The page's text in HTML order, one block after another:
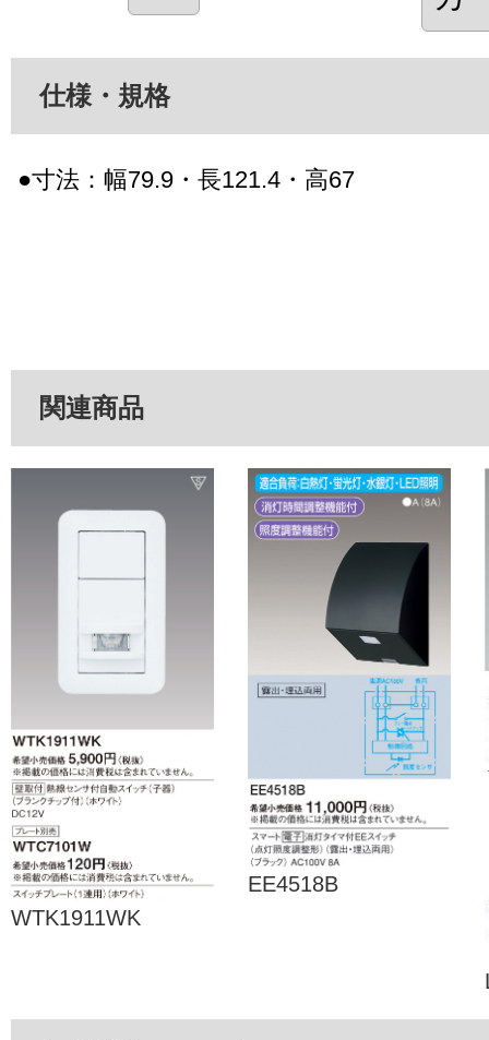
仕様・規格
●寸法：幅79.9・長121.4・高67
関連商品
WTK1911WK
EE4518B